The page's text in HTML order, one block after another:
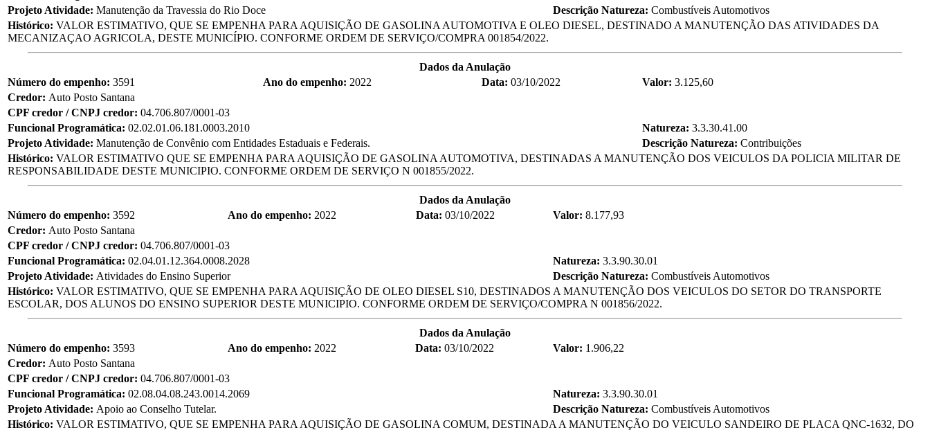
Projeto Atividade: Manutenção da Travessia do Rio Doce Descrição Natureza: Combustíveis Automotivos
Histórico: VALOR ESTIMATIVO, QUE SE EMPENHA PARA AQUISIÇÃO DE GASOLINA AUTOMOTIVA E OLEO DIESEL, DESTINADO A MANUTENÇÃO DAS ATIVIDADES DA
MECANIZAÇAO AGRICOLA, DESTE MUNICÍPIO. CONFORME ORDEM DE SERVIÇO/COMPRA 001854/2022.
Dados da Anulação
Número do empenho: 3591 Ano do empenho: 2022 Data: 03/10/2022 Valor: 3.125,60
Credor: Auto Posto Santana
CPF credor / CNPJ credor: 04.706.807/0001-03
Funcional Programática: 02.02.01.06.181.0003.2010 Natureza: 3.3.30.41.00
Projeto Atividade: Manutenção de Convênio com Entidades Estaduais e Federais. Descrição Natureza: Contribuições
Histórico: VALOR ESTIMATIVO QUE SE EMPENHA PARA AQUISIÇÃO DE GASOLINA AUTOMOTIVA, DESTINADAS A MANUTENÇÃO DOS VEICULOS DA POLICIA MILITAR DE
RESPONSABILIDADE DESTE MUNICIPIO. CONFORME ORDEM DE SERVIÇO N 001855/2022.
Dados da Anulação
Número do empenho: 3592 Ano do empenho: 2022 Data: 03/10/2022 Valor: 8.177,93
Credor: Auto Posto Santana
CPF credor / CNPJ credor: 04.706.807/0001-03
Funcional Programática: 02.04.01.12.364.0008.2028 Natureza: 3.3.90.30.01
Projeto Atividade: Atividades do Ensino Superior Descrição Natureza: Combustíveis Automotivos
Histórico: VALOR ESTIMATIVO, QUE SE EMPENHA PARA AQUISIÇÃO DE OLEO DIESEL S10, DESTINADOS A MANUTENÇÃO DOS VEICULOS DO SETOR DO TRANSPORTE
ESCOLAR, DOS ALUNOS DO ENSINO SUPERIOR DESTE MUNICIPIO. CONFORME ORDEM DE SERVIÇO/COMPRA N 001856/2022.
Dados da Anulação
Número do empenho: 3593 Ano do empenho: 2022 Data: 03/10/2022 Valor: 1.906,22
Credor: Auto Posto Santana
CPF credor / CNPJ credor: 04.706.807/0001-03
Funcional Programática: 02.08.04.08.243.0014.2069 Natureza: 3.3.90.30.01
Projeto Atividade: Apoio ao Conselho Tutelar. Descrição Natureza: Combustíveis Automotivos
Histórico: VALOR ESTIMATIVO, QUE SE EMPENHA PARA AQUISIÇÃO DE GASOLINA COMUM, DESTINADA A MANUTENÇÃO DO VEICULO SANDEIRO DE PLACA QNC-1632, DO